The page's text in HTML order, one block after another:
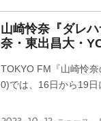
山崎怜奈『ダレ
奈・東出昌大・
TOKYO FM『山崎怜
0)では、16日から19日